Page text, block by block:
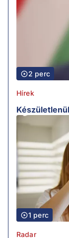
2 perc
Hírek
1 perc
Radar